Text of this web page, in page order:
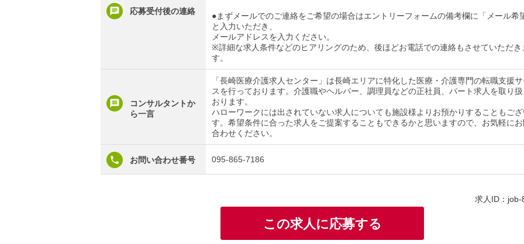
応募受付後の連絡
●まずメールでのご連絡をご希望の場合はエントリーフォームの備考欄に「メール希
と入力いただき、
メールアドレスを入力ください。
※詳細な求人条件などのヒアリングのため、後ほどお電話での連絡もさせていただき
す。
コンサルタントか
ら一言
「長崎医療介護求人センター」は長崎エリアに特化した医療・介護専門の転職支援
スを行っております。介護職やヘルパー、調理員などの正社員、パート求人を取り
おります。
ハローワークには出されていない求人についても施設様よりお預かりすることもご
す。希望条件に合った求人をご提案することもできるかと思いますので、お気軽に
合わせください。
お問い合わせ番号 095-865-7186
求人ID：job-
この求人に応募する